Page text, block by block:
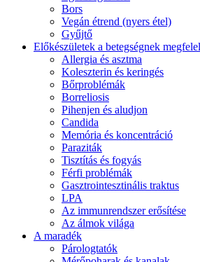
Bors
Vegán étrend (nyers étel)
Gyűjtő
Előkészületek a betegségnek
Allergia és asztma
Koleszterin és keringés
Bőrproblémák
Borreliosis
Pihenjen és aludjon
Candida
Memória és koncentráció
Paraziták
Tisztítás és fogyás
Férfi problémák
Gasztrointesztinális traktus
LPA
Az immunrendszer erősítése
Az álmok világa
A maradék
Párologtatók